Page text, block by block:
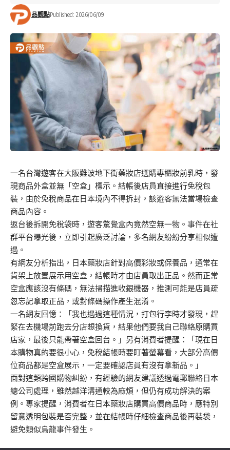
品觀點Published: 2026/06/09
一名台灣遊客在大阪難波地下街藥妝店選購專櫃妝前乳時，發
現商品外盒並無「空盒」標示。結帳後店員直接進行免稅包
裝，由於免稅商品在日本境內不得拆封，該遊客無法當場檢查
商品內容。
返台後拆開免稅袋時，遊客驚覺盒內竟然空無一物。事件在社
群平台曝光後，立即引起廣泛討論，多名網友紛紛分享相似遭
遇。
有網友分析指出，日本藥妝店針對高價彩妝或保養品，通常在
貨架上放置展示用空盒，結帳時才由店員取出正品。然而正常
空盒應該沒有條碼，無法掃描進收銀機器，推測可能是店員疏
忽忘記拿取正品，或對條碼操作產生混淆。
一名網友回憶：「我也遇過這種情況，打包行李時才發現，趕
緊在去機場前跑去分店想換貨，結果他們要我自己聯絡原購買
店家，最後只能帶著空盒回台。」另有消費者提醒：「現在日
本購物真的要很小心，免稅結帳時要盯著螢幕看，大部分高價
位商品都是空盒展示，一定要確認店員有沒有拿新品。」
面對這類跨國購物糾紛，有經驗的網友建議透過電郵聯絡日本
總公司處理，雖然越洋溝通較為麻煩，但仍有成功解決的案
例。專家提醒，消費者在日本藥妝店購買高價商品時，應特別
留意透明包裝是否完整，並在結帳時仔細檢查商品後再裝袋，
避免類似烏龍事件發生。